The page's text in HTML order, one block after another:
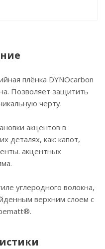
плёнка DYNOcarbon
Позволяет защитить
черту.
акцентов в
деталях, как: капот,
акцентных
углеродного волокна,
верхним слоем с